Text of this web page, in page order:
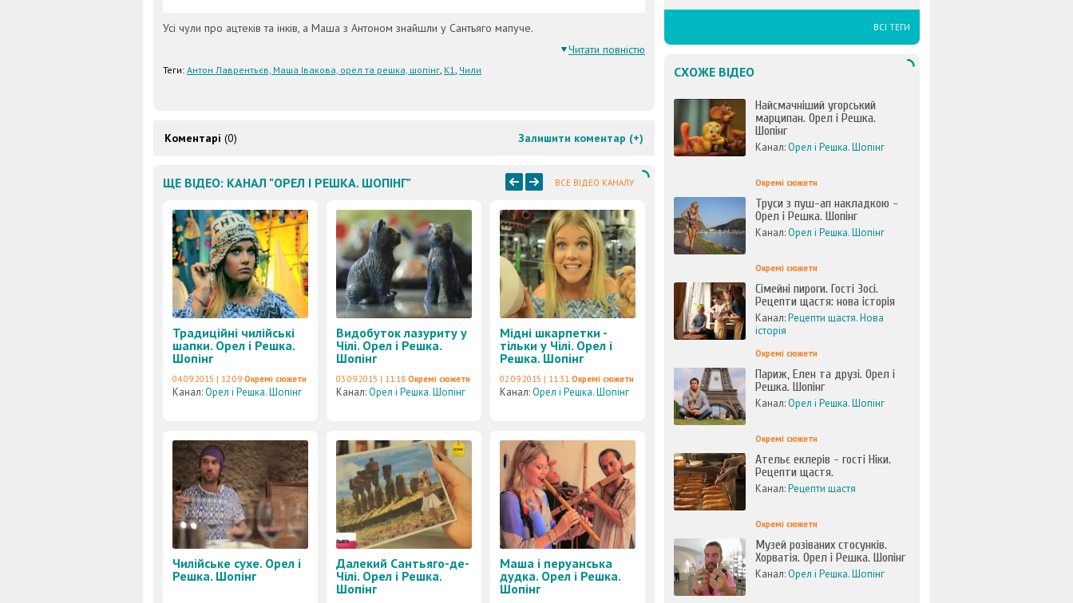
Усі чули про ацтеків та інків, а Маша з Антоном знайшли у Сантьяго мапуче.
Читати повністю
Теги: Антон Лаврентьєв, Маша Івакова, орел та решка, шопінг, К1, Чили
Залишити коментар (+)
Коментарі (0)
ВСЕ ВІДЕО КАНАЛУ
ЩЕ ВІДЕО: КАНАЛ "ОРЕЛ І РЕШКА. ШОПІНГ"
Традиційні чилійські
шапки. Орел і Решка.
Шопінг
04.09.2015 | 12:09 Окремі сюжети
Канал:Орел і Решка. Шопінг
Видобуток лазуриту у
Чілі. Орел і Решка.
Шопінг
03.09.2015 | 11:18 Окремі сюжети
Канал:Орел і Решка. Шопінг
Мідні шкарпетки -
тільки у Чілі. Орел і
Решка. Шопінг
02.09.2015 | 11:31 Окремі сюжети
Канал:Орел і Решка. Шопінг
Чилійське сухе. Орел і
Решка. Шопінг
Далекий Сантьяго-де-
Чілі. Орел і Решка.
Шопінг
Маша і перуанська
дудка. Орел і Решка.
Шопінг
ВСІ ТЕГИ
СХОЖЕ ВІДЕО
Найсмачніший угорський
марципан. Орел і Решка.
Шопінг
Канал:Орел і Решка. Шопінг
Окремі сюжети
Труси з пуш-ап накладкою -
Орел і Решка. Шопінг
Канал:Орел і Решка. Шопінг
Окремі сюжети
Сімейні пироги. Гості Зосі.
Рецепти щастя: нова історія
Канал:Рецепти щастя. Нова
історія
Окремі сюжети
Париж, Елен та друзі. Орел і
Решка. Шопінг
Канал:Орел і Решка. Шопінг
Окремі сюжети
Ательє еклерів - гості Ніки.
Рецепти щастя.
Канал:Рецепти щастя
Окремі сюжети
Музей розіваних стосунків.
Хорватія. Орел і Решка. Шопінг
Канал:Орел і Решка. Шопінг